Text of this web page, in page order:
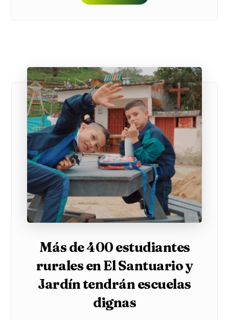
Más de 400 estudiantes
rurales en El Santuario y
Jardín tendrán escuelas
dignas